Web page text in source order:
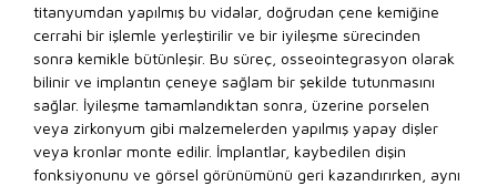
titanyumdan yapılmış bu vidalar, doğrudan çene kemiğine
cerrahi bir işlemle yerleştirilir ve bir iyileşme sürecinden
sonra kemikle bütünleşir. Bu süreç, osseointegrasyon olarak
bilinir ve implantın çeneye sağlam bir şekilde tutunmasını
sağlar. İyileşme tamamlandıktan sonra, üzerine porselen
veya zirkonyum gibi malzemelerden yapılmış yapay dişler
veya kronlar monte edilir. İmplantlar, kaybedilen dişin
fonksiyonunu ve görsel görünümünü geri kazandırırken, aynı